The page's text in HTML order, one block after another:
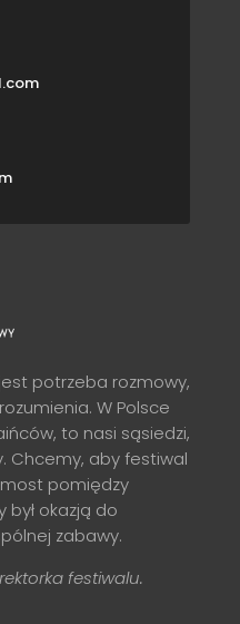
potrzeba rozmowy,
W Polsce
to nasi sąsiedzi,
Chcemy, aby festiwal
pomiędzy
był okazją do
zabawy.
festiwalu.